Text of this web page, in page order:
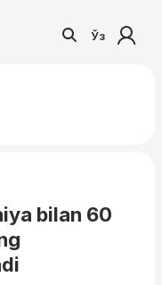
Ўз
bilan 60